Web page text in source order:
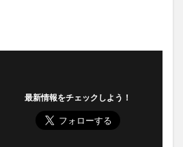
最新情報をチェックしよう！